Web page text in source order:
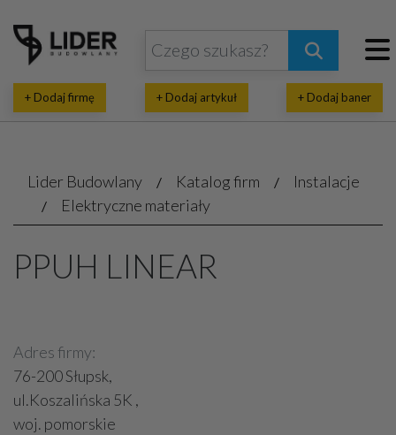
+ Dodaj firmę + Dodaj artykuł + Dodaj baner
Lider Budowlany Katalog firm
Instalacje
Elektryczne materiały
PPUH LINEAR
Adres firmy:
76-200 Słupsk,
ul.Koszalińska 5K ,
woj. pomorskie